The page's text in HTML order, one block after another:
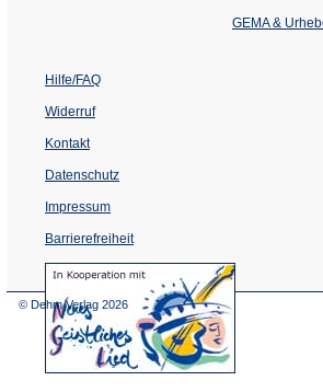
GEMA &
Hilfe/FAQ
Widerruf
Kontakt
Datenschutz
Impressum
Barrierefreiheit
(Öffnet
in
© Dehm Verlag 2026